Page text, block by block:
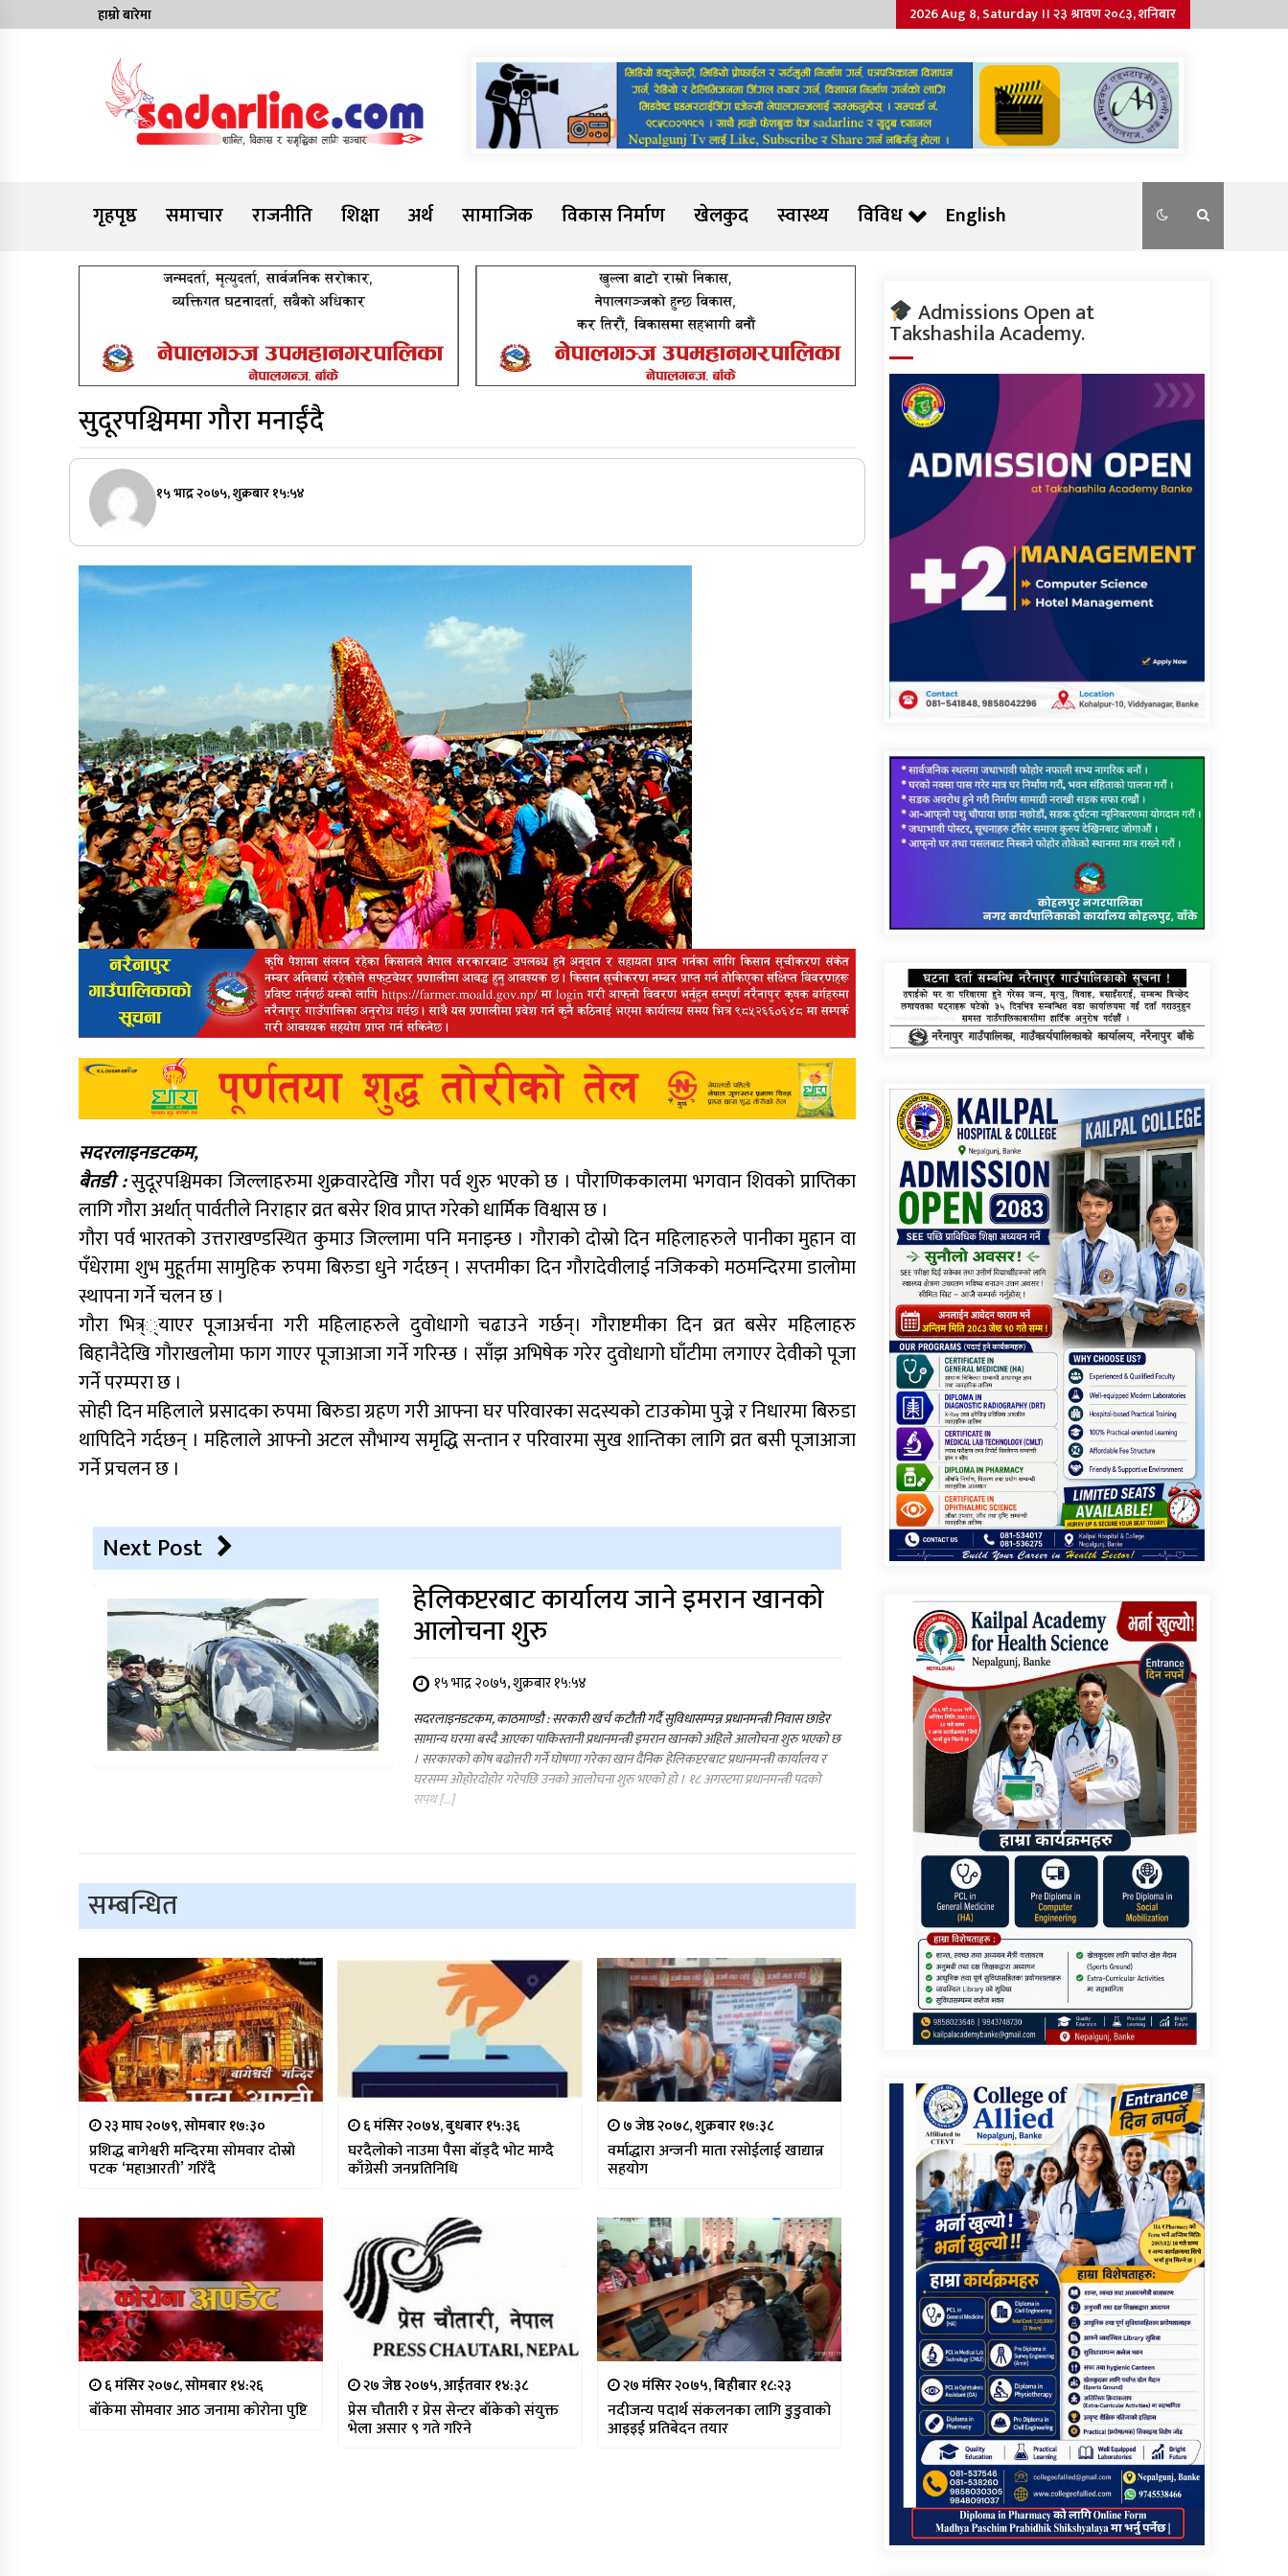
to
हाम्रो बारेमा 2026 Aug 8, Saturday ।। २३ श्रावण २०८३, शनिबार
Sadarline
गृहपृष्ठ
समाचार राजनीति शिक्षा अर्थ सामाजिक विकास निर्माण खेलकुद स्वास्थ्य विविध English
सुदूरपश्चिममा गौरा मनाईंदै
१५ भाद्र २०७५, शुक्रबार १५:५४
सदरलाइनडटकम,
बैतडी :सुदूरपश्चिमका जिल्लाहरुमा शुक्रवारदेखि गौरा पर्व शुरु भएको छ । पौराणिककालमा भगवान शिवको प्राप्तिका
लागि गौरा अर्थात् पार्वतीले निराहार व्रत बसेर शिव प्राप्त गरेको धार्मिक विश्वास छ ।
गौरा पर्व भारतको उत्तराखण्डस्थित कुमाउ जिल्लामा पनि मनाइन्छ । गौराको दोस्रो दिन महिलाहरुले पानीका मुहान वा
पँधेरामा शुभ मुहूर्तमा सामुहिक रुपमा बिरुडा धुने गर्दछन् । सप्तमीका दिन गौरादेवीलाई नजिकको मठमन्दिरमा डालोमा
स्थापना गर्ने चलन छ ।
गौरा भित्र््याएर पूजाअर्चना गरी महिलाहरुले दुवोधागो चढाउने गर्छन्। गौराष्टमीका दिन व्रत बसेर महिलाहरु
बिहानैदेखि गौराखलोमा फाग गाएर पूजाआजा गर्ने गरिन्छ । साँझ अभिषेक गरेर दुवोधागो घाँटीमा लगाएर देवीको पूजा
गर्ने परम्परा छ ।
सोही दिन महिलाले प्रसादका रुपमा बिरुडा ग्रहण गरी आफ्ना घर परिवारका सदस्यको टाउकोमा पुज्ने र निधारमा बिरुडा
थापिदिने गर्दछन् । महिलाले आफ्नो अटल सौभाग्य समृद्धि सन्तान र परिवारमा सुख शान्तिका लागि व्रत बसी पूजाआजा
गर्ने प्रचलन छ ।
Next Post
हेलिकप्टरबाट कार्यालय जाने इमरान खानको
आलोचना शुरु
१५ भाद्र २०७५, शुक्रबार १५:५४
सदरलाइनडटकम, काठमाण्डौ : सरकारी खर्च कटौती गर्दै सुविधासम्पन्न प्रधानमन्त्री निवास छाडेर
सामान्य घरमा बस्दै आएका पाकिस्तानी प्रधानमन्त्री इमरान खानको अहिले आलोचना शुरु भएको छ
। सरकारको कोष बढोत्तरी गर्ने घोषणा गरेका खान दैनिक हेलिकप्टरबाट प्रधानमन्त्री कार्यालय र
घरसम्म ओहोरदोहोर गरेपछि उनको आलोचना शुरु भएको हो । १८ अगस्टमा प्रधानमन्त्री पदको
सपथ […]
सम्बन्धित
२३ माघ २०७९, सोमबार १७:३०
प्रशिद्ध बागेश्वरी मन्दिरमा सोमवार दोस्रो
पटक ‘महाआरती’ गरिँदै
६ मंसिर २०७४, बुधबार १५:३६
घरदैलोको नाउमा पैसा बाँड्दै भोट माग्दै
काँग्रेसी जनप्रतिनिधि
७ जेष्ठ २०७८, शुक्रबार १७:३८
वर्माद्धारा अन्जनी माता रसोईलाई खाद्यान्न
सहयोग
६ मंसिर २०७८, सोमबार १४:२६
बाँकेमा सोमवार आठ जनामा कोरोना पुष्टि
२७ जेष्ठ २०७५, आईतवार १४:३८
प्रेस चौतारी र प्रेस सेन्टर बाँकेको संयुक्त
भेला असार ९ गते गरिने
२७ मंसिर २०७५, बिहीबार १८:२३
नदीजन्य पदार्थ संकलनका लागि डुडुवाको
आइइई प्रतिबेदन तयार
Admissions Open at
Takshashila Academy.